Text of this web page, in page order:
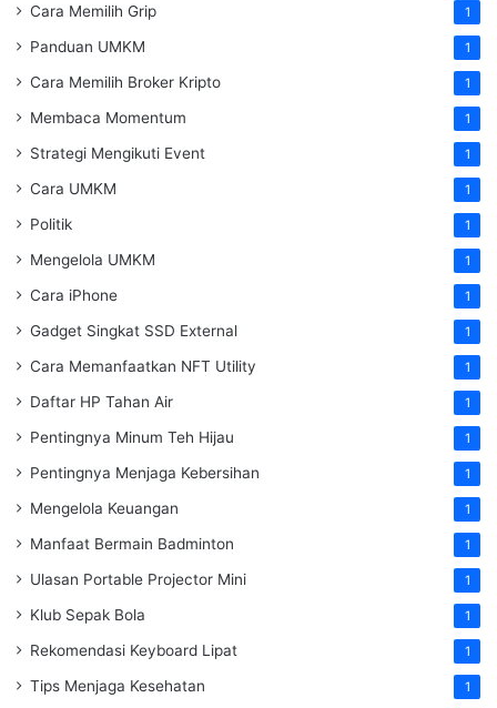
Cara Memilih Grip 1
Panduan UMKM 1
Cara Memilih Broker Kripto 1
Membaca Momentum 1
Strategi Mengikuti Event 1
Cara UMKM 1
Politik 1
Mengelola UMKM 1
Cara iPhone 1
Gadget Singkat SSD External 1
Cara Memanfaatkan NFT Utility 1
Daftar HP Tahan Air 1
Pentingnya Minum Teh Hijau 1
Pentingnya Menjaga Kebersihan 1
Mengelola Keuangan 1
Manfaat Bermain Badminton 1
Ulasan Portable Projector Mini 1
Klub Sepak Bola 1
Rekomendasi Keyboard Lipat 1
Tips Menjaga Kesehatan 1